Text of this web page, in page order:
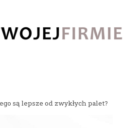
są lepsze od zwykłych palet?